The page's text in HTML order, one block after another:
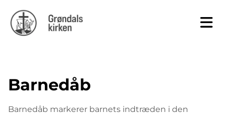
Barnedåb
Barnedåb markerer barnets indtræden i den